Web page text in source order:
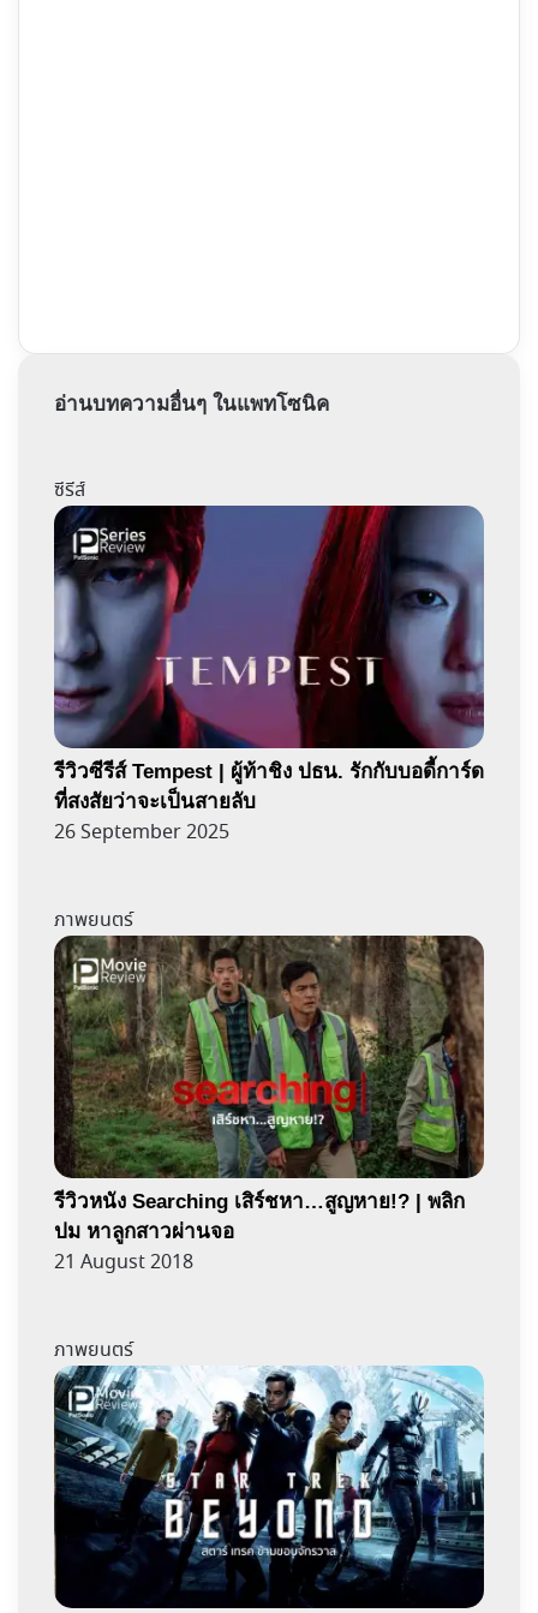
อ่านบทความอื่นๆ ในแพทโซนิค
ซีรีส์
รีวิวซีรีส์ Tempest | ผู้ท้าชิง ปธน. รักกับบอดี้การ์ด
ที่สงสัยว่าจะเป็นสายลับ
26 September 2025
ภาพยนตร์
รีวิวหนัง Searching เสิร์ชหา…สูญหาย!? | พลิก
ปม หาลูกสาวผ่านจอ
21 August 2018
ภาพยนตร์